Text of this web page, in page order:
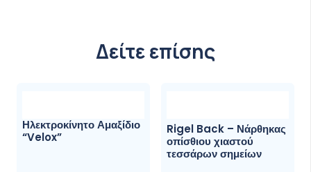
Δείτε επίσης
Ηλεκτροκίνητο Αμαξίδιο
“Velox”
Rigel Back – Νάρθηκας
οπίσθιου χιαστού
τεσσάρων σημείων